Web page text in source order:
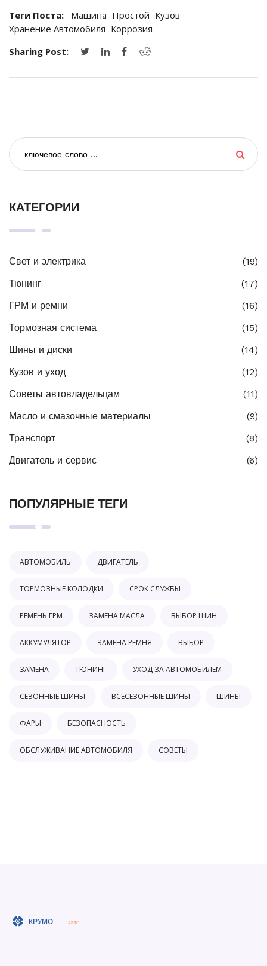
Теги Поста: Машина Простой Кузов
Хранение Автомобиля Коррозия
Sharing Post:
КАТЕГОРИИ
Свет и электрика
(19)
Тюнинг
(17)
ГРМ и ремни
(16)
Тормозная система
(15)
Шины и диски
(14)
Кузов и уход
(12)
Советы автовладельцам
(11)
Масло и смазочные материалы
(9)
Транспорт
(8)
Двигатель и сервис
(6)
ПОПУЛЯРНЫЕ ТЕГИ
АВТОМОБИЛЬ ДВИГАТЕЛЬ
ТОРМОЗНЫЕ КОЛОДКИ СРОК СЛУЖБЫ
РЕМЕНЬ ГРМ ЗАМЕНА МАСЛА ВЫБОР ШИН
АККУМУЛЯТОР ЗАМЕНА РЕМНЯ ВЫБОР
ЗАМЕНА ТЮНИНГ УХОД ЗА АВТОМОБИЛЕМ
СЕЗОННЫЕ ШИНЫ ВСЕСЕЗОННЫЕ ШИНЫ ШИНЫ
ФАРЫ БЕЗОПАСНОСТЬ
ОБСЛУЖИВАНИЕ АВТОМОБИЛЯ СОВЕТЫ